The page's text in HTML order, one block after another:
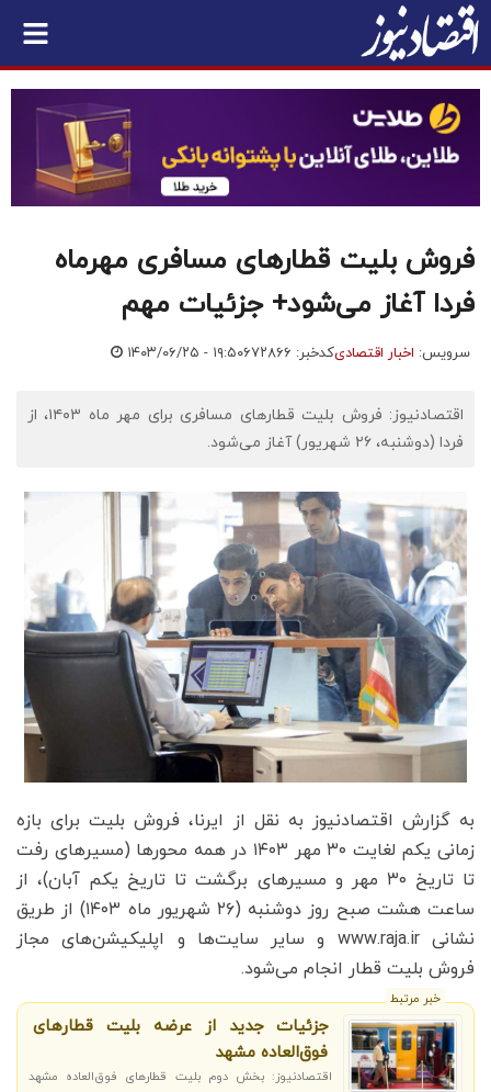
فروش بلیت قطارهای مسافری مهرماه
فردا آغاز می‌شود+ جزئیات مهم
سرویس: اخبار اقتصادیکدخبر: ۶۷۲۸۶۶ ۱۴۰۳/۰۶/۲۵ - ۱۹:۵۰
اقتصادنیوز: فروش بلیت قطارهای مسافری برای مهر ماه ۱۴۰۳، از
فردا (دوشنبه، ۲۶ شهریور) آغاز می‌شود.
به گزارش اقتصادنیوز به نقل از ایرنا، فروش بلیت برای بازه
زمانی یکم لغایت ۳۰ مهر ۱۴۰۳ در همه محورها (مسیرهای رفت
تا تاریخ ۳۰ مهر و مسیرهای برگشت تا تاریخ یکم آبان)، از
ساعت هشت صبح روز دوشنبه (۲۶ شهریور ماه ۱۴۰۳) از طریق
نشانی www.raja.ir و سایر سایت‌ها و اپلیکیشن‌های مجاز
فروش بلیت قطار انجام می‌شود.
خبر مرتبط
جزئیات جدید از عرضه بلیت قطارهای
فوق‌العاده مشهد
اقتصادنیوز: بخش دوم بلیت قطارهای فوق‌العاده مشهد